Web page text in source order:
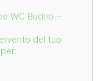
WC Budrio –
del tuo